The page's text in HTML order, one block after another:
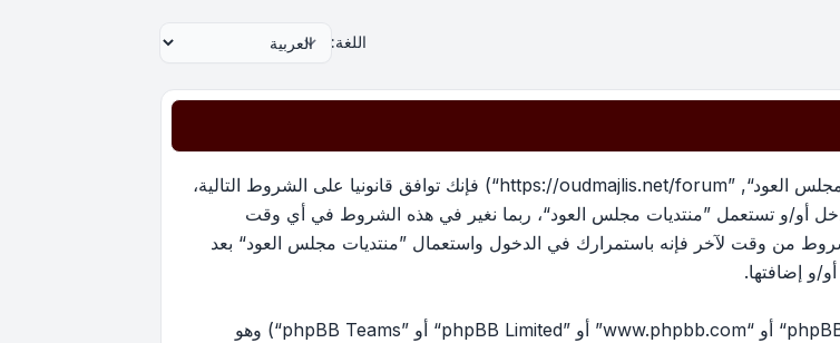
اللغة:
بدخولك ”منتديات مجلس العود“ (المشار إليها بـ”نحن“، ”منتديات مجلس العود“, ”https://oudmajlis.net/forum“) فإنك توافق قانونيا على الشروط التالية،
تدخل أو/و تستعمل ”منتديات مجلس العود“، ربما نغير في هذه الشروط في أي وقت
من وقت لآخر فإنه باستمرارك في الدخول واستعمال ”منتديات مجلس العود“ بعد
و إضافتها.
منتدياتنا مدعومة من برنامج phpBB (ويشار إليه بهم أو ”برنامج phpBB“ أو “www.phpbb.com” أو ”phpBB Limited“ أو ”phpBB Teams“) وهو